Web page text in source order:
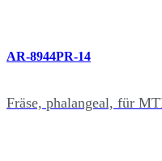
AR-8944PR-14
Fräse, phalangeal, für